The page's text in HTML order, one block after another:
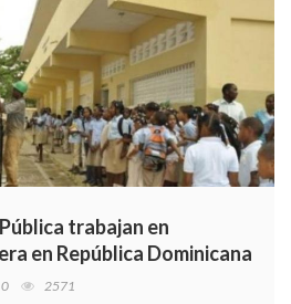
trabajan en
en República Dominicana
0 2571